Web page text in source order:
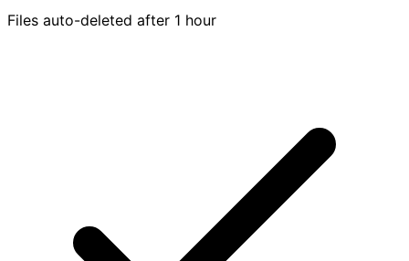
Files auto-deleted after 1 hour